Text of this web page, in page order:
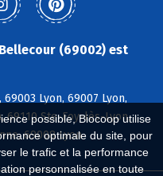
possible, Biocoop utilise
optimale du site, pour
le trafic et la performance
personnalisée en toute
(69002) est
Lyon, 69007 Lyon,
69110 Ste-Foy-lès-Lyon,
69008 Lyon